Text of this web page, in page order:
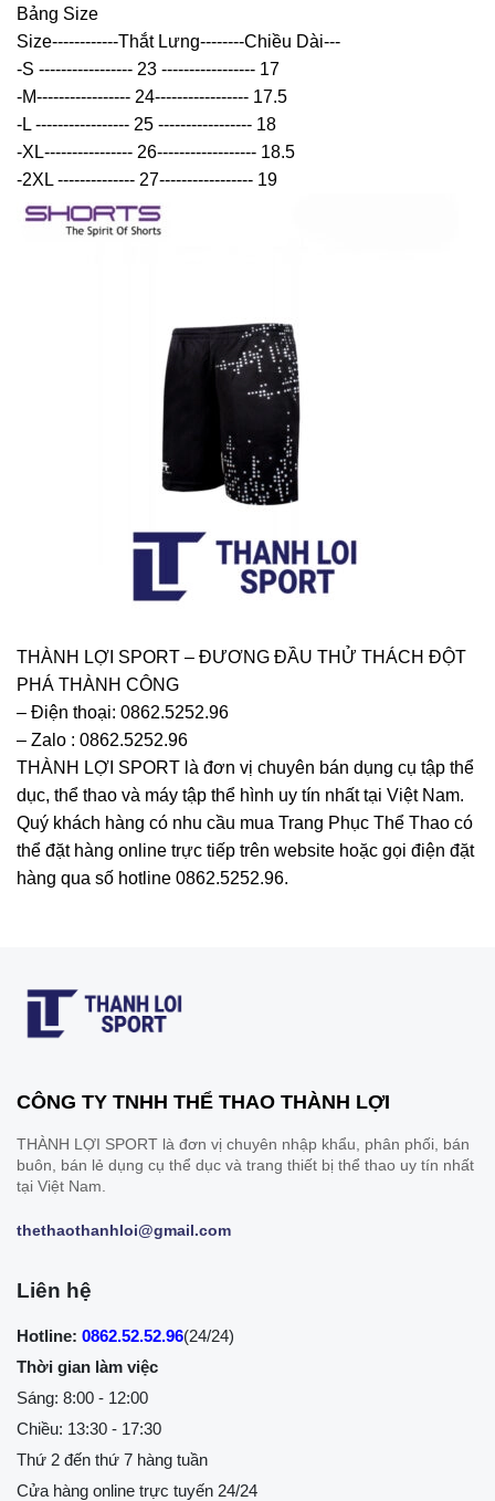
Bảng Size
Size------------Thắt Lưng--------Chiều Dài---
-S ----------------- 23 ----------------- 17
-M----------------- 24----------------- 17.5
-L ----------------- 25 ----------------- 18
-XL---------------- 26------------------ 18.5
-2XL -------------- 27----------------- 19
THÀNH LỢI SPORT – ĐƯƠNG ĐẦU THỬ THÁCH ĐỘT
PHÁ THÀNH CÔNG
– Điện thoại: 0862.5252.96
– Zalo : 0862.5252.96
THÀNH LỢI SPORT là đơn vị chuyên bán dụng cụ tập thể
dục, thể thao và máy tập thể hình uy tín nhất tại Việt Nam.
Quý khách hàng có nhu cầu mua Trang Phục Thể Thao có
thể đặt hàng online trực tiếp trên website hoặc gọi điện đặt
hàng qua số hotline 0862.5252.96.
CÔNG TY TNHH THỂ THAO THÀNH LỢI
THÀNH LỢI SPORT là đơn vị chuyên nhập khẩu, phân phối, bán
buôn, bán lẻ dụng cụ thể dục và trang thiết bị thể thao uy tín nhất
tại Việt Nam.
thethaothanhloi@gmail.com
Liên hệ
Hotline: 0862.52.52.96(24/24)
Thời gian làm việc
Sáng: 8:00 - 12:00
Chiều: 13:30 - 17:30
Thứ 2 đến thứ 7 hàng tuần
Cửa hàng online trực tuyến 24/24